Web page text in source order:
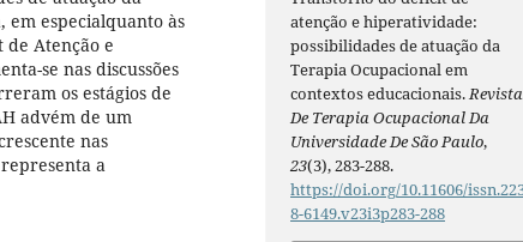
em especialquanto às
de Atenção e
se nas discussões
os estágios de
advém de um
nas
a
atenção e hiperatividade:
possibilidades de atuação da
Terapia Ocupacional em
contextos educacionais. Revista
De Terapia Ocupacional Da
Universidade De São Paulo,
23(3), 283-288.
https://doi.org/10.11606/
8-6149.v23i3p283-288